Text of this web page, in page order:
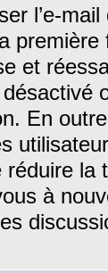
l’e-
première
et
En
la
à